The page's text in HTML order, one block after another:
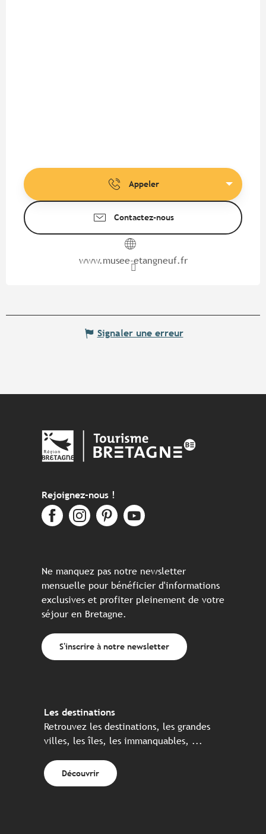
Appeler
Contactez-nous
www.musee-etangneuf.fr
Signaler une erreur
Rejoignez-nous !
Ne manquez pas notre newsletter
mensuelle pour bénéficier d'informations
exclusives et profiter pleinement de votre
séjour en Bretagne.
S'inscrire à notre newsletter
Les destinations
Retrouvez les destinations, les grandes
villes, les îles, les immanquables, ...
Découvrir